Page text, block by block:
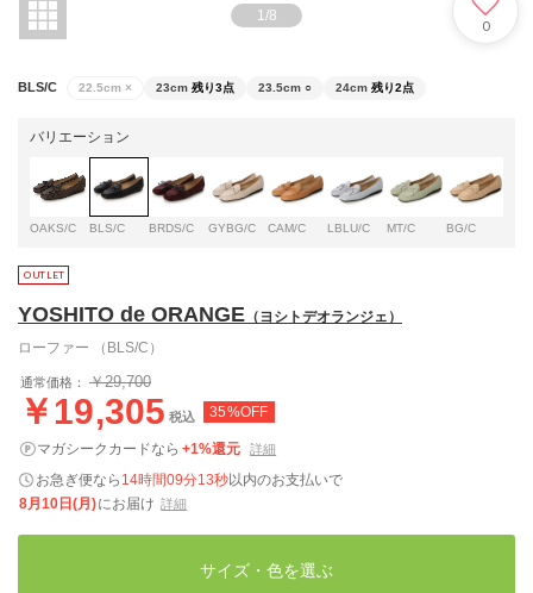
1 /8
0
BLS/C 22.5cm × 23cm 残り3点 23.5cm ○ 24cm 残り2点
バリエーション
OAKS/C BLS/C BRDS/C GYBG/C CAM/C LBLU/C MT/C BG/C
YOSHITO de ORANGE （ヨシトデオランジェ）
ローファー （BLS/C）
通常価格： ￥29,700
￥19,305 税込 35%OFF
マガシークカードなら +1%還元 詳細
お急ぎ便なら 14時間09分12秒以内のお支払いで
8月10日(月)にお届け 詳細
サイズ・色を選ぶ